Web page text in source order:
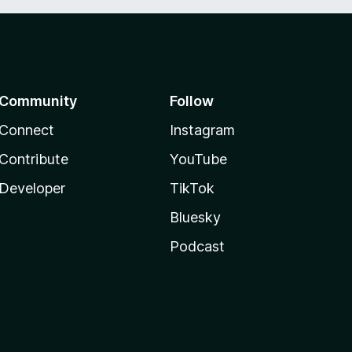
Follow
Instagram
YouTube
TikTok
Bluesky
Podcast